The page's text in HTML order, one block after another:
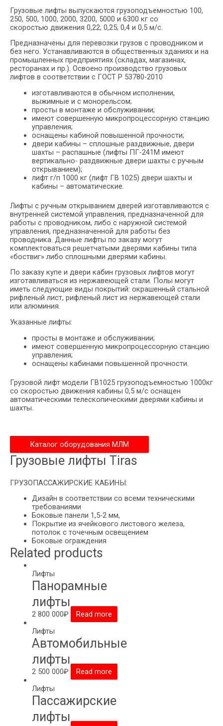
Грузовые лифты выпускаются грузоподъемностью 100,
250, 500, 1000, 2000, 3200, 5000 и 6300 кг со
скоростью движения 0,22; 0,25; 0,4 и 0,5 м/с.
Предназначены для перевозки грузов с проводником и
без него. Устанавливаются в общественных зданиях и на
промышленных предприятиях (складах, магазинах,
ресторанах и пр.). Освоено производство грузовых
лифтов в соответствии с ГОСТ Р 53780-2010
изготавливаются в обычном исполнении,
выжимные и с монорельсом;
просты в монтаже и обслуживании;
имеют совершенную микропроцессорную станцию
управления;
оснащены кабиной повышенной прочности;
двери кабины – сплошные раздвижные, двери
шахты – распашные (лифты ПГ-241М имеют
вертикально- раздвижные двери шахты с ручным
открыванием);
лифт г/п 1000 кг (лифт ГВ 1025) двери шахты и
кабины – автоматические.
Лифты с ручным открыванием дверей изготавливаются с
внутренней системой управления, предназначенной для
работы с проводником, либо с наружной системой
управления, предназначенной для работы без
проводника. Данные лифты по заказу могут
комплектоваться решетчатыми дверями кабины типа
«боствиг» либо сплошными дверями кабины.
По заказу купе и двери кабин грузовых лифтов могут
изготавливаться из нержавеющей стали. Полы могут
иметь следующие виды покрытий: окрашенный стальной
рифленый лист, рифленый лист из нержавеющей стали
или алюминия.
Указанные лифты:
просты в монтаже и обслуживании;
имеют совершенную микропроцессорную станцию
управления;
оснащены кабинами повышенной прочности.
Грузовой лифт модели ГВ1025 грузоподъемностью 1000кг
со скоростью движения кабины 0,5 м/с оснащен
автоматическими телескопическими дверями кабины и
шахты.
Каталог оборудования МЛМ
Грузовые лифты Tiras
ГРУЗОПАССАЖИРСКИЕ КАБИНЫ:
Дизайн в соответствии со всеми техническими
требованиями
Боковые панели 1,5-2 мм,
Покрытие из ячейкового листового железа,
потолок с точечным освещением
Боковые ограждения
Related products
Лифты
Панорамные
лифты
2 800 000₽
Read more
Лифты
Автомобильные
лифты
2 500 000₽
Read more
Лифты
Пассажирские
лифты